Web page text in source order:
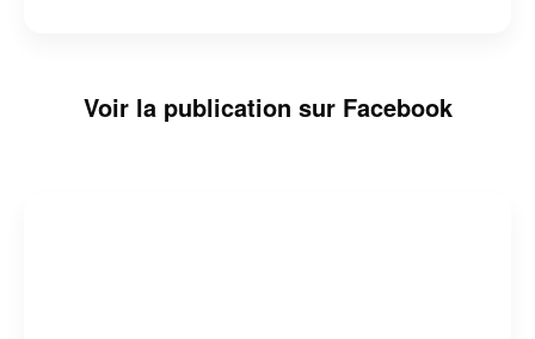
Voir la publication sur Facebook